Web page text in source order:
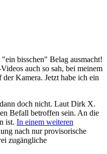
bisschen" Belag ausmacht!
auch so sah, bei meinem
Kamera. Jetzt habe ich ein
doch nicht. Laut Dirk X.
Befall betroffen sein. An die
ist. In einem weiteren
nach nur provisorische
zugängliche